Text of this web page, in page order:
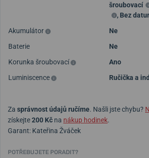
šroubovací
, Bez
Akumulátor
Ne
Baterie
Ne
Korunka šroubovací
Ano
Luminiscence
Ručička a
Za správnost údajů ručíme. Našli jste chybu?
získejte200 Kč na nákup hodinek.
Garant: Kateřina Žváček
POTŘEBUJETE PORADIT?